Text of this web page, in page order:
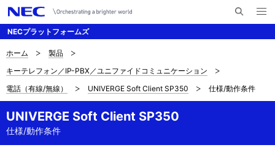
NECプラットフォームズ
索
メ
ニ
ナ
ビ
ゲ
ー
シ
サ
イ
ト
内
の
ホーム
製品
キーテレフォン／IP-PBX／ユニファイドコミュニケーション
電話（有線/無線）
UNIVERGE Soft Client SP350 仕様/動作条件
UNIVERGE Soft Client SP350
仕様/動作条件